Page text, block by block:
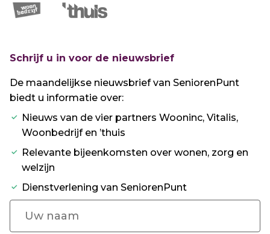
Schrijf u in voor de nieuwsbrief
De maandelijkse nieuwsbrief van SeniorenPunt
biedt u informatie over:
Nieuws van de vier partners Wooninc, Vitalis,
Woonbedrijf en ’thuis
Relevante bijeenkomsten over wonen, zorg en
welzijn
Dienstverlening van SeniorenPunt